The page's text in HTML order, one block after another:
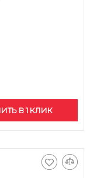
В 1 КЛИК